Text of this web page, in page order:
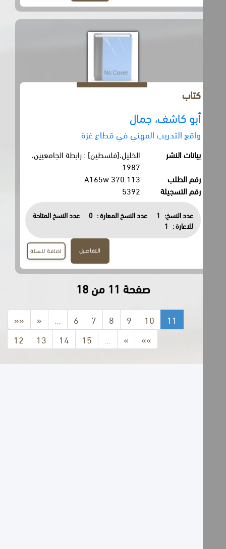
أبو كاشف، جمال
واقع التدريب المهني في قطاع غزة
بيانات النشر
الخليل،[فلسطين] : رابطة الجامعيين،
رقم الطلب
370.113 A165w
رقم التسجيلة
5392
عدد النسخ: 1 عدد النسخ المعارة : 0
عدد النسخ المتاحة
للاعارة :
1
اضافة للسلة
صفحة 11 من 18
«« … 9 10
12
13 14 … »